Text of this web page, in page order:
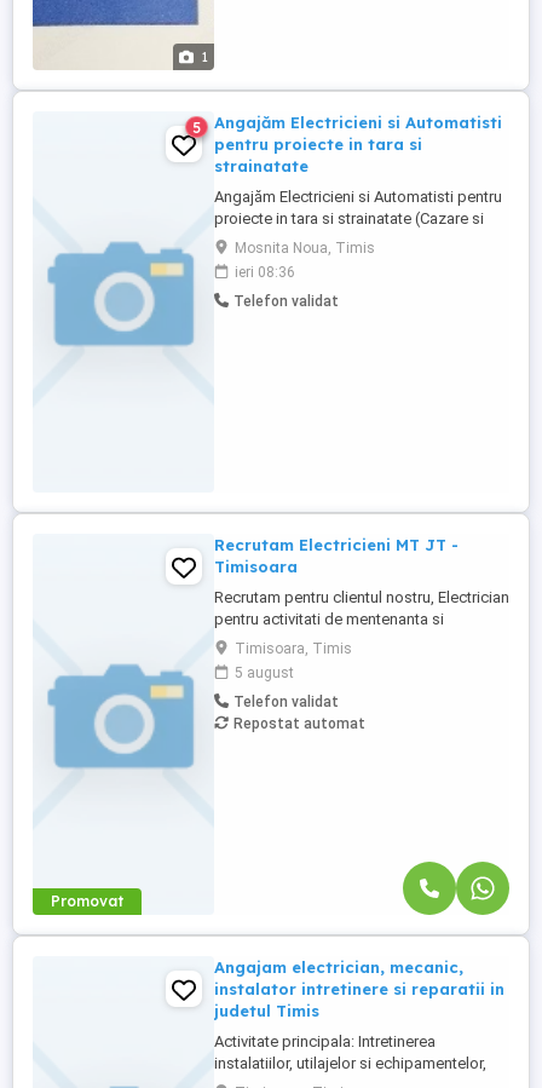
1
5
Angajăm Electricieni si Automatisti
pentru proiecte in tara si
strainatate
Angajăm Electricieni si Automatisti pentru
proiecte in tara si strainatate (Cazare si
transport Inclus + Diurnă) '' SC Enbetrade
SRL , recrutează electricieni calificați
pentru proiecte de: -Montaj electric
industrial (nu de constructii) -Intreținere
Mosnita Noua, Timis
ieri 08:36
Telefon validat
Promovat
Recrutam Electricieni MT JT -
Timisoara
Recrutam pentru clientul nostru, Electrician
pentru activitati de mentenanta si
exploatare a instalatiilor de distributie
energie electrica. Daca ai experienta in
domeniu si iti doresti stabilitate,
dezvoltare profesionala si un pachet
atractiv de beneficii, te invitam ...
Timisoara, Timis
5 august
Telefon validat
Repostat automat
Angajam electrician, mecanic,
instalator intretinere si reparatii in
judetul Timis
Activitate principala: Intretinerea
instalatiilor, utilajelor si echipamentelor,